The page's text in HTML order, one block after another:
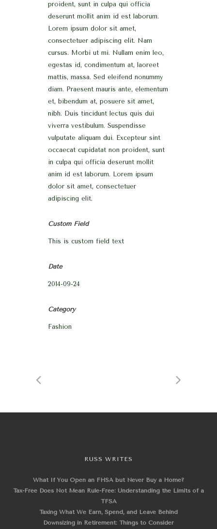
proident, sunt in culpa qui officia
deserunt mollit anim id est laborum.
Lorem ipsum dolor sit amet,
consectetuer adipiscing elit. Nam
cursus. Morbi ut mi. Nullam enim leo,
egestas id, condimentum at, laoreet
mattis, massa. Sed eleifend nonummy
diam. Praesent mauris ante, elementum
et, bibendum at, posuere sit amet,
nibh. Duis tincidunt lectus quis dui
viverra vestibulum. Suspendisse
vulputate aliquam dui. Excepteur sint
occaecat cupidatat non proident, sunt
in culpa qui officia deserunt mollit
anim id est laborum. Lorem ipsum
dolor sit amet, consectetuer
adipiscing elit.
Custom Field
This is custom field text
Date
2014-09-24
Category
Fashion
RUSS WRITES
What If You Open an FHSA but Never Buy a Home?
Tax-Free Does Not Mean Rule-Free: Understanding the Limits of a
TFSA
Taxing What We Earn, Spend, and Leave Behind
Downsizing in Retirement: Things to Consider